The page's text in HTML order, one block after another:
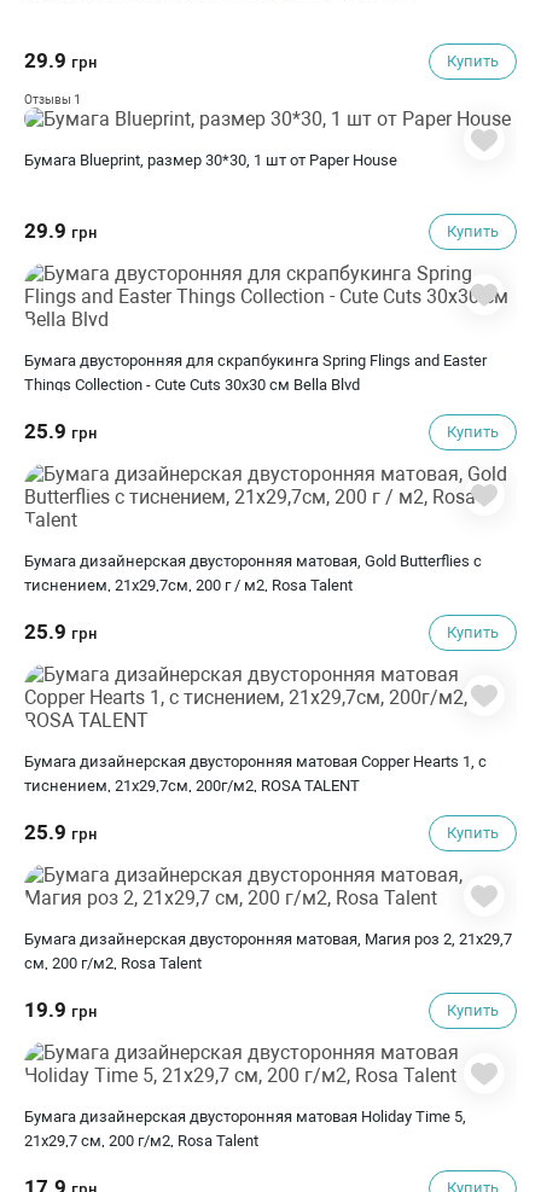
29.9 грн Купить
Отзывы 1
Бумага Blueprint, размер 30*30, 1 шт от Paper House
29.9 грн Купить
Бумага двусторонняя для скрапбукинга Spring Flings and Easter
Things Collection - Cute Cuts 30х30 см Bella Blvd
25.9 грн Купить
Бумага дизайнерская двусторонняя матовая, Gold Butterflies с
тиснением, 21х29,7см, 200 г / м2, Rosa Talent
25.9 грн Купить
Бумага дизайнерская двусторонняя матовая Copper Hearts 1, с
тиснением, 21х29,7см, 200г/м2, ROSA TALENT
25.9 грн Купить
Бумага дизайнерская двусторонняя матовая, Магия роз 2, 21х29,7
см, 200 г/м2, Rosa Talent
19.9 грн Купить
Бумага дизайнерская двусторонняя матовая Holiday Time 5,
21х29,7 см, 200 г/м2, Rosa Talent
17.9 грн Купить